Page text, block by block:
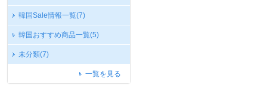
韓国Sale情報一覧(7)
韓国おすすめ商品一覧(5)
未分類(7)
一覧を見る